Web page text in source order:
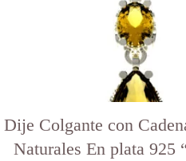
Dije Colgante con
Naturales En plata 925